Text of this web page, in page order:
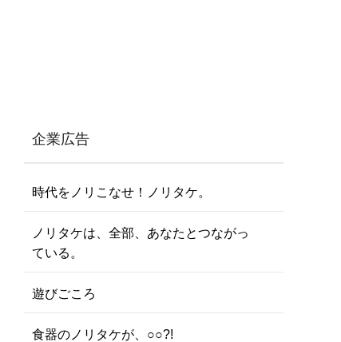
企業広告
時代をノリこなせ！ノリタケ。
ノリタケは、全部、あなたとつながっ
ている。
遊びごころ
食器のノリタケが、○○?!